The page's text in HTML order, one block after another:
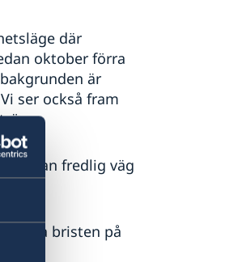
där
oktober förra
är
ser också fram
annan fredlig väg
bristen på